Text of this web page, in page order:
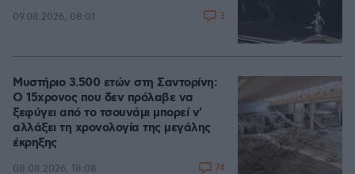
09.08.2026, 08:01 3
Μυστήριο 3.500 ετών στη Σαντορίνη:
Ο 15χρονος που δεν πρόλαβε να
ξεφύγει από το τσουνάμι μπορεί ν'
αλλάξει τη χρονολογία της μεγάλης
έκρηξης
08.08.2026, 18:08 74